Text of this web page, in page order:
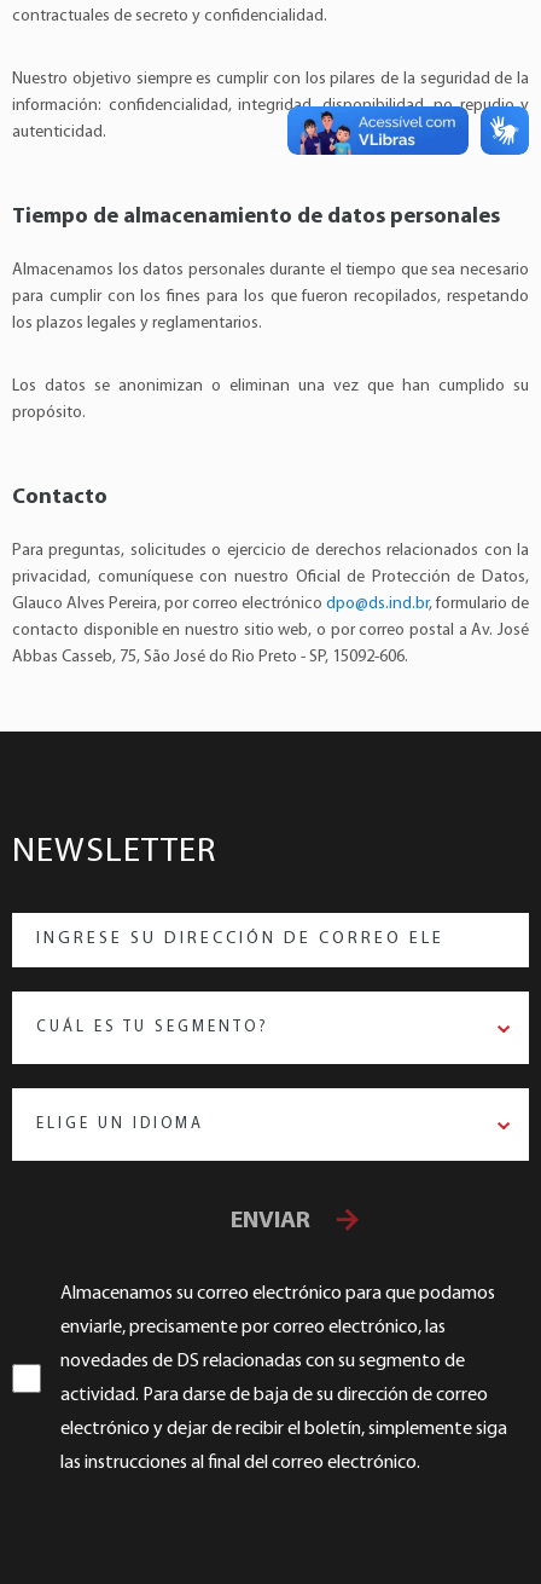
contractuales de secreto y confidencialidad.
Nuestro objetivo siempre es cumplir con los pilares de la seguridad de la
información: confidencialidad, integridad, disponibilidad, no repudio y
autenticidad.
Tiempo de almacenamiento de datos personales
Almacenamos los datos personales durante el tiempo que sea necesario
para cumplir con los fines para los que fueron recopilados, respetando
los plazos legales y reglamentarios.
Los datos se anonimizan o eliminan una vez que han cumplido su
propósito.
Contacto
Para preguntas, solicitudes o ejercicio de derechos relacionados con la
privacidad, comuníquese con nuestro Oficial de Protección de Datos,
Glauco Alves Pereira, por correo electrónico dpo@ds.ind.br, formulario de
contacto disponible en nuestro sitio web, o por correo postal a Av. José
Abbas Casseb, 75, São José do Rio Preto - SP, 15092-606.
NEWSLETTER
CUÁL ES TU SEGMENTO?
ELIGE UN IDIOMA
ENVIAR
Almacenamos su correo electrónico para que podamos
enviarle, precisamente por correo electrónico, las
novedades de DS relacionadas con su segmento de
actividad. Para darse de baja de su dirección de correo
electrónico y dejar de recibir el boletín, simplemente siga
las instrucciones al final del correo electrónico.